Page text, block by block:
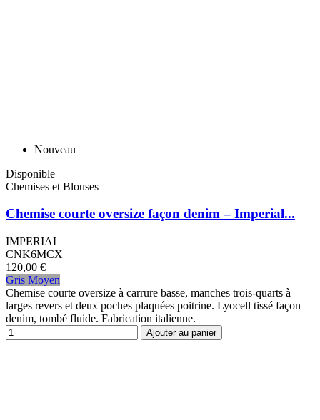
Nouveau
Disponible
Chemises et Blouses
Chemise courte oversize façon denim – Imperial...
IMPERIAL
CNK6MCX
120,00 €
Gris Moyen
Chemise courte oversize à carrure basse, manches trois-quarts à
larges revers et deux poches plaquées poitrine. Lyocell tissé façon
denim, tombé fluide. Fabrication italienne.
Ajouter au panier